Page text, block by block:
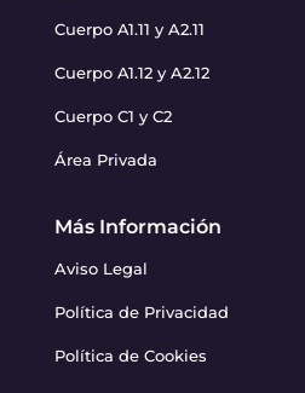
Cuerpo A1.11 y A2.11
Cuerpo A1.12 y A2.12
Cuerpo C1 y C2
Área Privada
Más Información
Aviso Legal
Política de Privacidad
Política de Cookies